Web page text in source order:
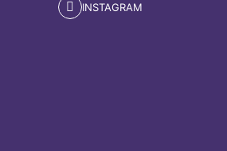
INSTAGRAM